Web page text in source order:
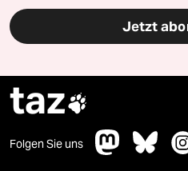
Jetzt
taz
Folgen Sie uns